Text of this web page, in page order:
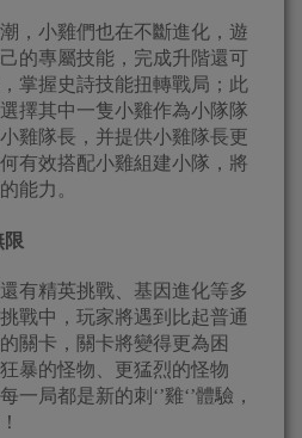
，小雞們也在不斷進化，遊
的專屬技能，完成升階還可
掌握史詩技能扭轉戰局；此
擇其中一隻小雞作為小隊隊
雞隊長，并提供小雞隊長更
有效搭配小雞組建小隊，將
能力。
限
有精英挑戰、基因進化等多
戰中，玩家將遇到比起普通
關卡，關卡將變得更為困
暴的怪物、更猛烈的怪物
局都是新的刺‘’雞‘’體驗，